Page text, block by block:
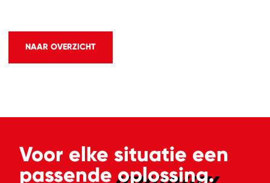
NAAR OVERZICHT
Voor elke situatie een
passendeoplossing.